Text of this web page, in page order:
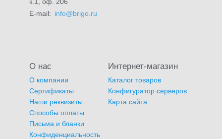
E-mail: info@brigo.ru
О нас
О компании
Сертификаты
Наши реквизиты
Способы оплаты
Письма и бланки
Конфиденциальность
Интернет-магазин
Каталог товаров
Конфигуратор серверов
Карта сайта